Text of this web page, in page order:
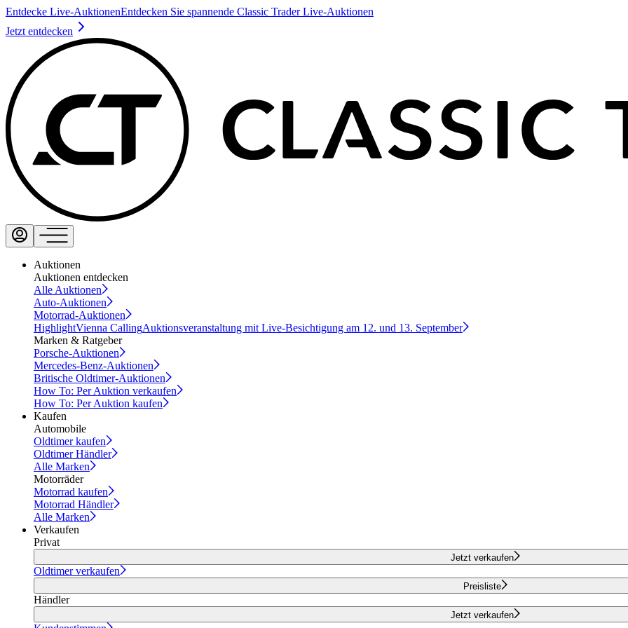
Entdecke Live-AuktionenEntdecken Sie spannende Classic Trader Live-Auktionen
Jetzt entdecken
Auktionen
Auktionen entdecken
Alle Auktionen
Auto-Auktionen
Motorrad-Auktionen
HighlightVienna CallingAuktionsveranstaltung mit Live-Besichtigung am 12. und 13. September
Marken & Ratgeber
Porsche-Auktionen
Mercedes-Benz-Auktionen
Britische Oldtimer-Auktionen
How To: Per Auktion verkaufen
How To: Per Auktion kaufen
Kaufen
Automobile
Oldtimer kaufen
Oldtimer Händler
Alle Marken
Motorräder
Motorrad kaufen
Motorrad Händler
Alle Marken
Verkaufen
Privat
Jetzt verkaufen
Oldtimer verkaufen
Preisliste
Händler
Jetzt verkaufen